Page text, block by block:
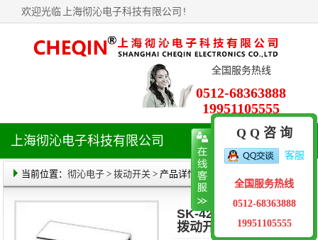
欢迎光临 上海彻沁电子科技有限公司 !
全国服务热线
0512-68363888
19951105555
航
单
上海彻沁电子科技有限公司
当前位置： 彻沁电子> 拨动开关> 产品详情
SK-42F01(4P2T)
拨动开关
Q Q 咨 询
客服
全国服务热线
0512-68363888
19951105555